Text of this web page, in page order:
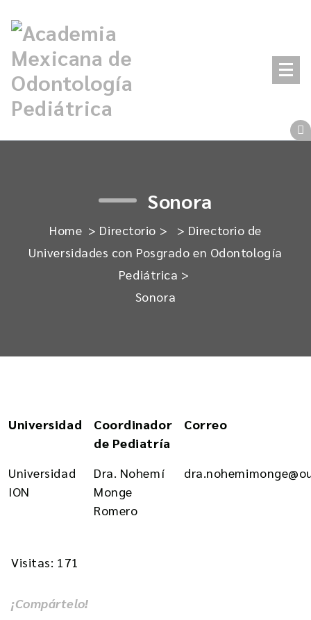
to
content
Sonora
Home > Directorio > > Directorio de
Universidades con Posgrado en Odontología
Pediátrica >
Sonora
Universidad
Coordinador
de Pediatría
Correo
Universidad
ION
Dra. Nohemí
Monge
Romero
Visitas: 171
¡Compártelo!